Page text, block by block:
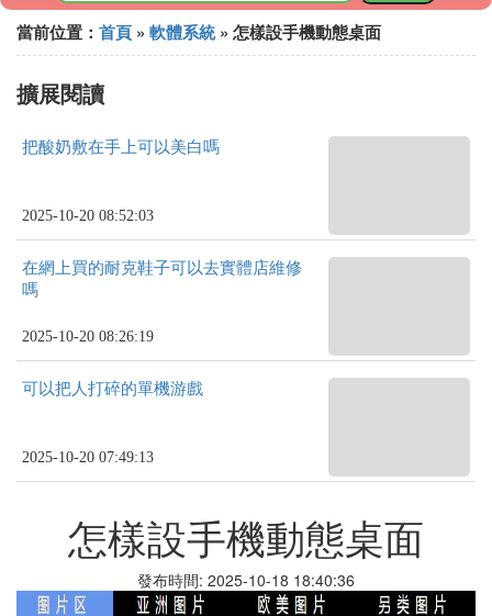
當前位置： 首頁 » 軟體系統» 怎樣設手機動態桌面
擴展閱讀
把酸奶敷在手上可以美白嗎
2025-10-20 08:52:03
在網上買的耐克鞋子可以去實體店維修
嗎
2025-10-20 08:26:19
可以把人打碎的單機游戲
2025-10-20 07:49:13
怎樣設手機動態桌面
發布時間: 2025-10-18 18:40:36